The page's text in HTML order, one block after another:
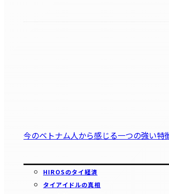
今のベトナム人から感じる一つの強い特
HIROSのタイ経済
タイアイドルの真相